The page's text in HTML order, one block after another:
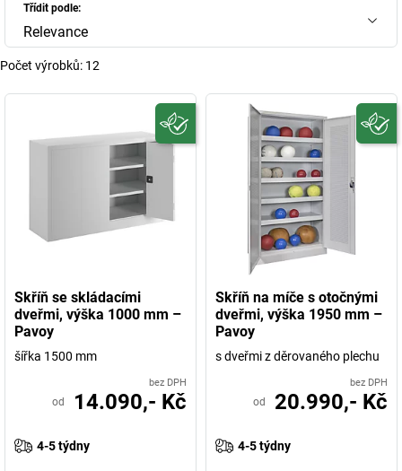
Třídit podle:
Relevance
Počet výrobků: 12
Skříň se skládacími
dveřmi, výška 1000 mm –
Pavoy
šířka 1500 mm
bez DPH
od 14.090,- Kč
4-5 týdny
Skříň na míče s otočnými
dveřmi, výška 1950 mm –
Pavoy
s dveřmi z děrovaného plechu
bez DPH
od 20.990,- Kč
4-5 týdny